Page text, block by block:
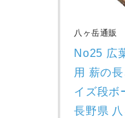
八ヶ岳通販
No25 広
用 薪の
イズ段ボ
長野県